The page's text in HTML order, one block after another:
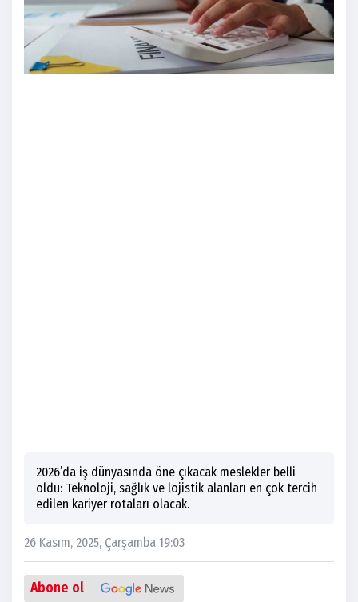
2026’da iş dünyasında öne çıkacak meslekler belli
oldu: Teknoloji, sağlık ve lojistik alanları en çok tercih
edilen kariyer rotaları olacak.
26 Kasım, 2025, Çarşamba 19:03
Abone ol